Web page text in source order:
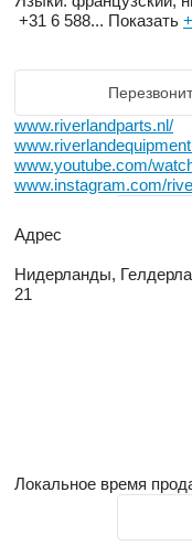
+31 6 588... Показать
www.riverlandparts.nl/
www.youtube.com/
www.instagram.com/
Адрес
Нидерланды,
21
Локальное время